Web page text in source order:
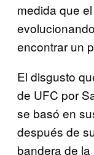
medida que
encontrar un
El disgusto
de UFC por
se basó en
después de
bandera de